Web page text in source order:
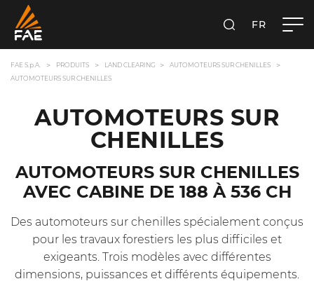
RECHERCHER
FR
FAE S.p.A. PRODUITS LAND CLEARING
AUTOMOTEURS SUR CHENILLES
AUTOMOTEURS SUR CHENILLES
AUTOMOTEURS SUR
CHENILLES
AUTOMOTEURS SUR CHENILLES
AVEC CABINE DE 188 À 536 CH
Des automoteurs sur chenilles spécialement conçus
pour les travaux forestiers les plus difficiles et
exigeants. Trois modèles avec différentes
dimensions, puissances et différents équipements.